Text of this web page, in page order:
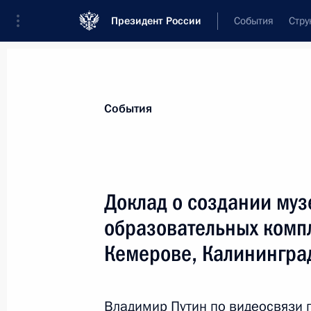
Президент России События
Лента событий
События
Доклад о создании
образовательных
Кемерове,
Владимир Путин по видеосвязи